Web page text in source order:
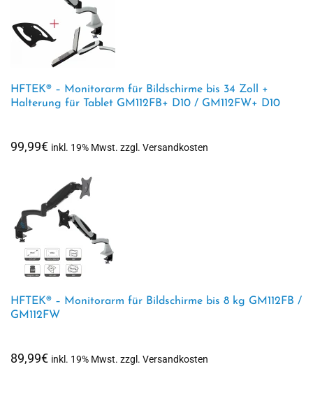
HFTEK® – Monitorarm für Bildschirme bis 34 Zoll +
Halterung für Tablet GM112FB+ D10 / GM112FW+ D10
99,99€ inkl. 19% Mwst. zzgl. Versandkosten
HFTEK® – Monitorarm für Bildschirme bis 8 kg GM112FB /
GM112FW
89,99€ inkl. 19% Mwst. zzgl. Versandkosten